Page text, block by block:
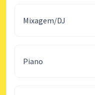
Mixagem/DJ
Piano